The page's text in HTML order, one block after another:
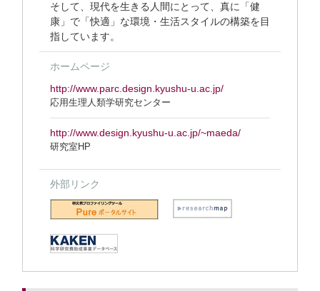
そして、現代を生きる人間にとって、真に「健
康」で「快適」な環境・生活スタイルの構築を目
指しています。
ホームページ
http://www.parc.design.kyushu-u.ac.jp/
応用生理人類学研究センター
http://www.design.kyushu-u.ac.jp/~maeda/
研究室HP
外部リンク